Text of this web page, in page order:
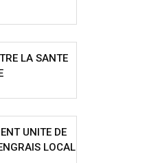
LA SANTE
UNITE DE
LOCAL